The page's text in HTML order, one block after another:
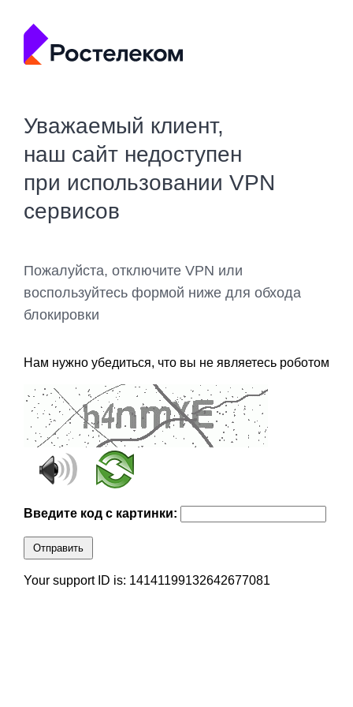
Уважаемый клиент,
наш сайт недоступен
при использовании VPN
сервисов
Пожалуйста, отключите VPN или
воспользуйтесь формой ниже для обхода
блокировки
Нам нужно убедиться, что вы не являетесь роботом
Введите код с картинки:
Отправить
Your support ID is: 14141199132642677081